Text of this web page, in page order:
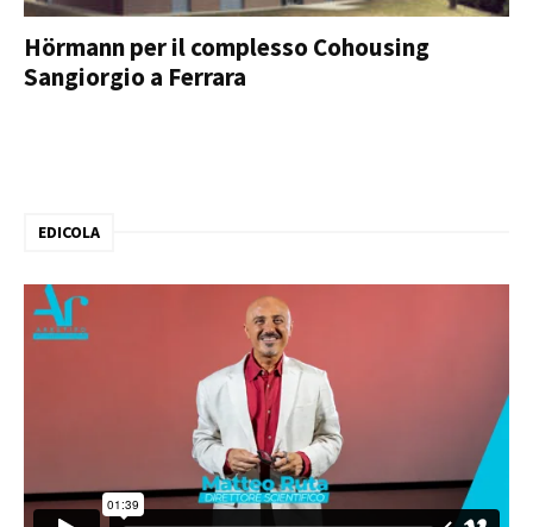
Hörmann per il complesso Cohousing
Sangiorgio a Ferrara
EDICOLA